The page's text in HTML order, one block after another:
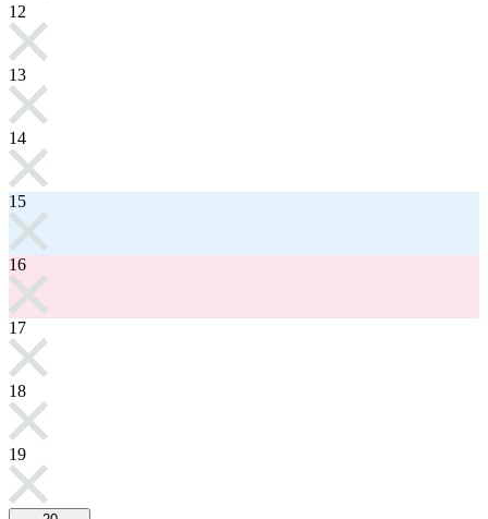
12
13
14
15
16
17
18
19